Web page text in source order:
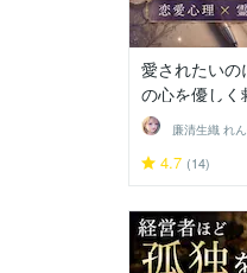
愛されたいの
の心を優しく
廉清生織 れ
4.7 (14)